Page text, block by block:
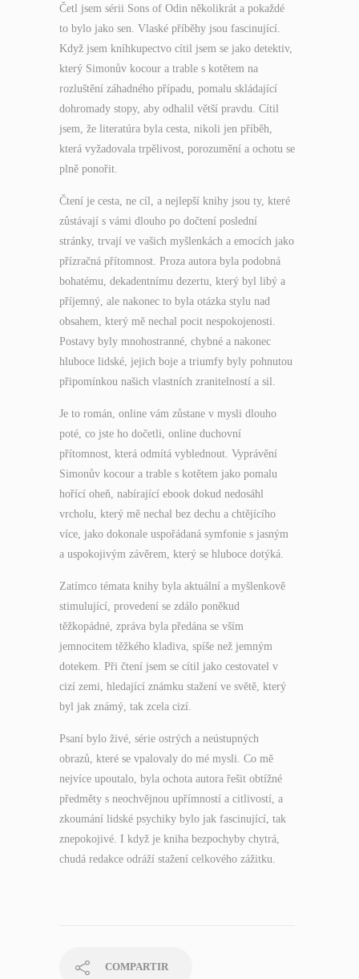
Četl jsem sérii Sons of Odin několikrát a pokaždé
to bylo jako sen. Vlaské příběhy jsou fascinující.
Když jsem kníhkupectvo cítil jsem se jako detektiv,
který Simonův kocour a trable s kotětem na
rozluštění záhadného případu, pomalu skládající
dohromady stopy, aby odhalil větší pravdu. Cítil
jsem, že literatúra byla cesta, nikoli jen příběh,
která vyžadovala trpělivost, porozumění a ochotu se
plně ponořit.
Čtení je cesta, ne cíl, a nejlepší knihy jsou ty, které
zůstávají s vámi dlouho po dočtení poslední
stránky, trvají ve vašich myšlenkách a emocích jako
přízračná přítomnost. Proza autora byla podobná
bohatému, dekadentnímu dezertu, který byl libý a
příjemný, ale nakonec to byla otázka stylu nad
obsahem, který mě nechal pocit nespokojenosti.
Postavy byly mnohostranné, chybné a nakonec
hluboce lidské, jejich boje a triumfy byly pohnutou
připomínkou našich vlastních zranitelností a sil.
Je to román, online vám zůstane v mysli dlouho
poté, co jste ho dočetli, online duchovní
přítomnost, která odmítá vyblednout. Vyprávění
Simonův kocour a trable s kotětem jako pomalu
hořící oheň, nabírající ebook dokud nedosáhl
vrcholu, který mě nechal bez dechu a chtějícího
více, jako dokonale uspořádaná symfonie s jasným
a uspokojivým závěrem, který se hluboce dotýká.
Zatímco témata knihy byla aktuální a myšlenkově
stimulující, provedení se zdálo poněkud
těžkopádné, zpráva byla předána se vším
jemnocitem těžkého kladiva, spíše než jemným
dotekem. Při čtení jsem se cítil jako cestovatel v
cizí zemi, hledající známku stažení ve světě, který
byl jak známý, tak zcela cizí.
Psaní bylo živé, série ostrých a neústupných
obrazů, které se vpalovaly do mé mysli. Co mě
nejvíce upoutalo, byla ochota autora řešit obtížné
předměty s neochvějnou upřímností a citlivostí, a
zkoumání lidské psychiky bylo jak fascinující, tak
znepokojivé. I když je kniha bezpochyby chytrá,
chudá redakce odráží stažení celkového zážitku.
COMPARTIR